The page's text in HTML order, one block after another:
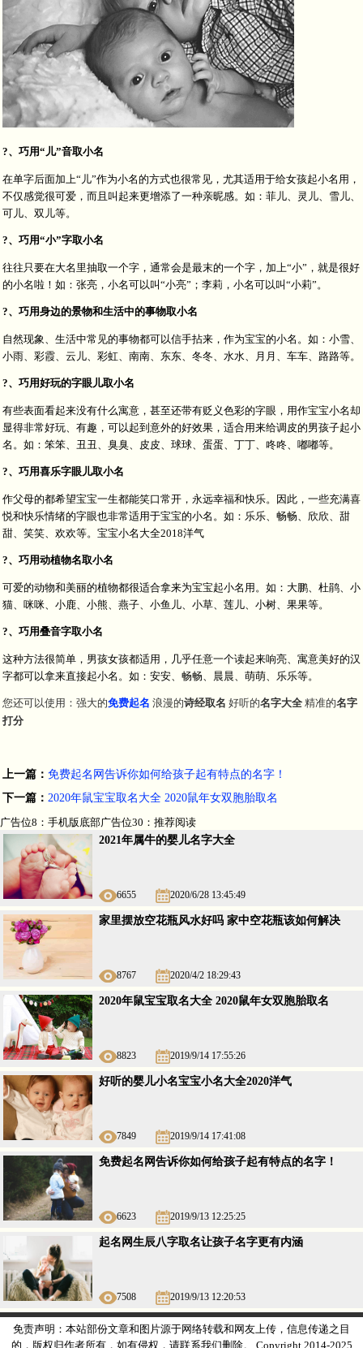
?、巧用“儿”音取小名
在单字后面加上“儿”作为小名的方式也很常见，尤其适用于给女孩起小名用，
不仅感觉很可爱，而且叫起来更增添了一种亲昵感。如：菲儿、灵儿、雪儿、
可儿、双儿等。
?、巧用“小”字取小名
往往只要在大名里抽取一个字，通常会是最末的一个字，加上“小”，就是很好
的小名啦！如：张亮，小名可以叫“小亮”；李莉，小名可以叫“小莉”。
?、巧用身边的景物和生活中的事物取小名
自然现象、生活中常见的事物都可以信手拈来，作为宝宝的小名。如：小雪、
小雨、彩霞、云儿、彩虹、南南、东东、冬冬、水水、月月、车车、路路等。
?、巧用好玩的字眼儿取小名
有些表面看起来没有什么寓意，甚至还带有贬义色彩的字眼，用作宝宝小名却
显得非常好玩、有趣，可以起到意外的好效果，适合用来给调皮的男孩子起小
名。如：笨笨、丑丑、臭臭、皮皮、球球、蛋蛋、丁丁、咚咚、嘟嘟等。
?、巧用喜乐字眼儿取小名
作父母的都希望宝宝一生都能笑口常开，永远幸福和快乐。因此，一些充满喜
悦和快乐情绪的字眼也非常适用于宝宝的小名。如：乐乐、畅畅、欣欣、甜
甜、笑笑、欢欢等。宝宝小名大全2018洋气
?、巧用动植物名取小名
可爱的动物和美丽的植物都很适合拿来为宝宝起小名用。如：大鹏、杜鹃、小
猫、咪咪、小鹿、小熊、燕子、小鱼儿、小草、莲儿、小树、果果等。
?、巧用叠音字取小名
这种方法很简单，男孩女孩都适用，几乎任意一个读起来响亮、寓意美好的汉
字都可以拿来直接起小名。如：安安、畅畅、晨晨、萌萌、乐乐等。
您还可以使用：强大的免费起名 浪漫的诗经取名 好听的名字大全 精准的名字
打分
上一篇： 免费起名网告诉你如何给孩子起有特点的名字！
下一篇： 2020年鼠宝宝取名大全 2020鼠年女双胞胎取名
广告位8：手机版底部广告位30：推荐阅读
2021年属牛的婴儿名字大全
6655 2020/6/28 13:45:49
家里摆放空花瓶风水好吗 家中空花瓶该如何解决
8767 2020/4/2 18:29:43
2020年鼠宝宝取名大全 2020鼠年女双胞胎取名
8823 2019/9/14 17:55:26
好听的婴儿小名宝宝小名大全2020洋气
7849 2019/9/14 17:41:08
免费起名网告诉你如何给孩子起有特点的名字！
6623 2019/9/13 12:25:25
起名网生辰八字取名让孩子名字更有内涵
7508 2019/9/13 12:20:53
免责声明：本站部份文章和图片源于网络转载和网友上传，信息传递之目
的，版权归作者所有，如有侵权，请联系我们删除。 Copyright 2014-2025